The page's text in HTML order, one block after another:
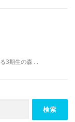
3期生の森 …